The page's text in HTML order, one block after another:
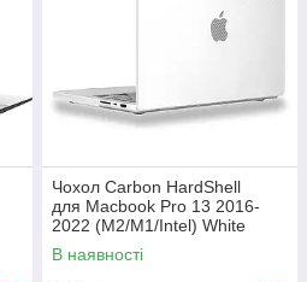
Чохол Carbon HardShell
для Macbook Pro 13 2016-
2022 (M2/M1/Intel) White
В наявності